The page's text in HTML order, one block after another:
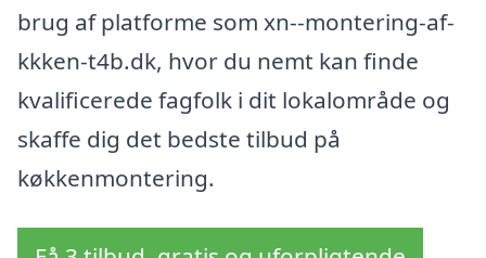
brug af platforme som xn--montering-af-
kkken-t4b.dk, hvor du nemt kan finde
kvalificerede fagfolk i dit lokalområde og
skaffe dig det bedste tilbud på
køkkenmontering.